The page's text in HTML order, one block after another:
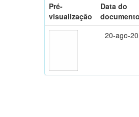
Pré-
visualização
Data do
documento
20-ago-